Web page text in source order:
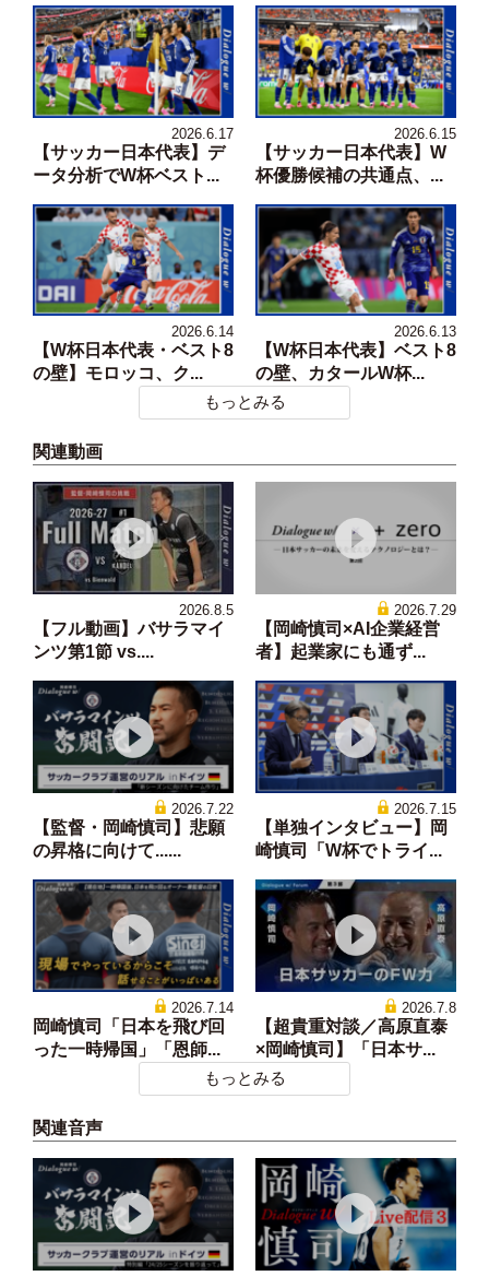
2026.6.17
【サッカー日本代表】デ
ータ分析でW杯ベスト...
2026.6.15
【サッカー日本代表】W
杯優勝候補の共通点、...
2026.6.14
【W杯日本代表・ベスト8
の壁】モロッコ、ク...
2026.6.13
【W杯日本代表】ベスト8
の壁、カタールW杯...
もっとみる
関連動画
2026.8.5
【フル動画】バサラマイ
ンツ第1節 vs....
2026.7.29
【岡崎慎司×AI企業経営
者】起業家にも通ず...
2026.7.22
【監督・岡崎慎司】悲願
の昇格に向けて......
2026.7.15
【単独インタビュー】岡
崎慎司「W杯でトライ...
2026.7.14
岡崎慎司「日本を飛び回
った一時帰国」「恩師...
2026.7.8
【超貴重対談／高原直泰
×岡崎慎司】「日本サ...
もっとみる
関連音声